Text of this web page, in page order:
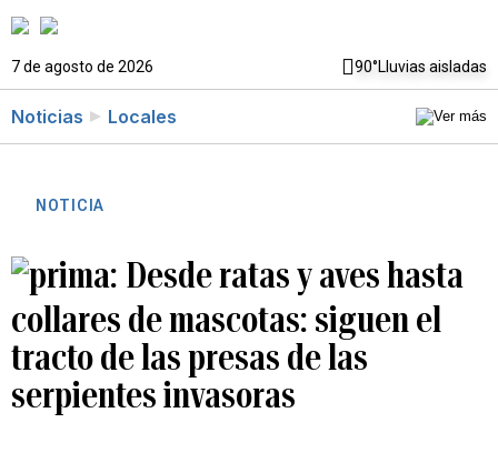
7 de agosto de 2026 90°Lluvias aisladas
Noticias Locales
NOTICIA
Desde ratas y aves hasta
collares de mascotas: siguen el
tracto de las presas de las
serpientes invasoras